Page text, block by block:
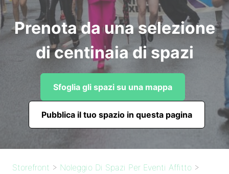
Prenota da una selezione
di centinaia di spazi
Sfoglia gli spazi su una mappa
Pubblica il tuo spazio in questa pagina
Storefront > Noleggio Di Spazi Per Eventi Affitto >